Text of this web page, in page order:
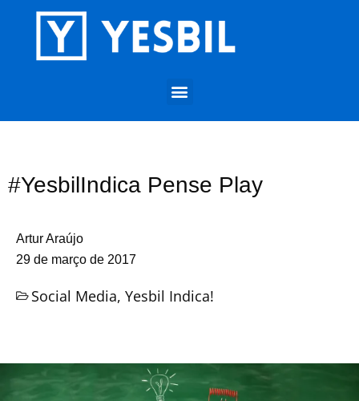
#YesbilIndica Pense Play
Artur Araújo
29 de março de 2017
Social Media, Yesbil Indica!